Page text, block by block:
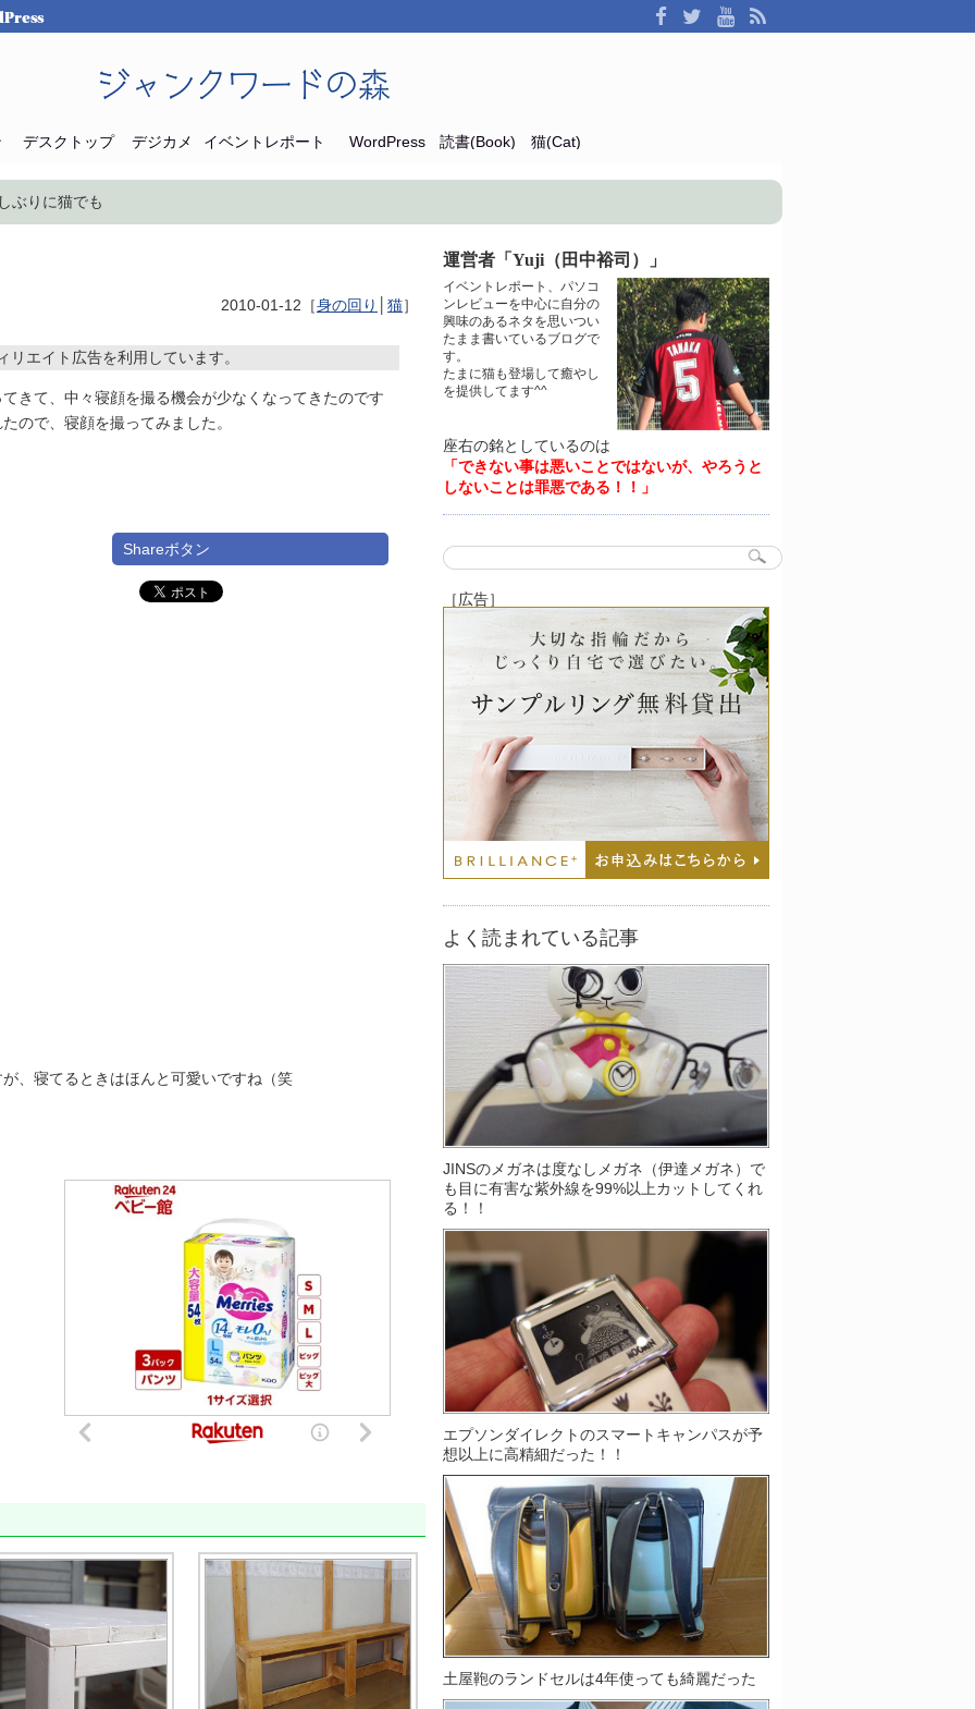
ジャンクワードの森
デスクトップ デジカメ イベントレポート WordPress 読書(Book) 猫(Cat)
ぶりに猫でも
2010-01-12［身の回り 猫］
リエイト広告を利用しています。
きて、中々寝顔を撮る機会が少なくなってきたのです
ので、寝顔を撮ってみました。
Shareボタン
、寝てるときはほんと可愛いですね（笑
運営者「Yuji（田中裕司）」
イベントレポート、パソコ
ンレビューを中心に自分の
興味のあるネタを思いつい
たまま書いているブログで
す。
たまに猫も登場して癒やし
を提供してます^^
座右の銘としているのは
「できない事は悪いことではないが、やろうと
しないことは罪悪である！！」
［広告］
よく読まれている記事
JINSのメガネは度なしメガネ（伊達メガネ）で
も目に有害な紫外線を99%以上カットしてくれ
る！！
エプソンダイレクトのスマートキャンパスが予
想以上に高精細だった！！
土屋鞄のランドセルは4年使っても綺麗だった